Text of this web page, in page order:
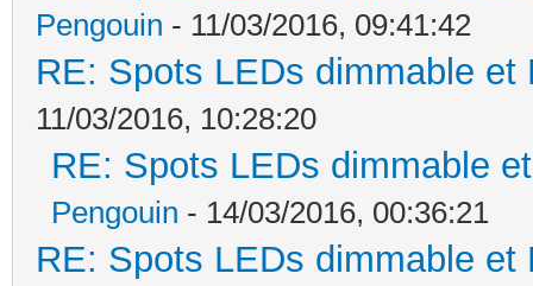
Pengouin - 11/03/2016, 09:41:42
RE: Spots LEDs dimmable
11/03/2016, 10:28:20
RE: Spots LEDs dimmable
Pengouin - 14/03/2016, 00:36:21
RE: Spots LEDs dimmable